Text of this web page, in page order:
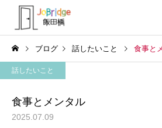
ブログ 話したいこと 食事と
話したいこと
食事とメンタル
2025.07.09